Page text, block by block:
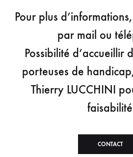
Pour plus
par mail ou
Possibilité d’accueillir
porteuses de
Thierry LUCCHINI
faisabilité
CONTACT